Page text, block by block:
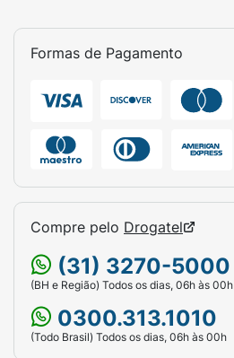
Formas de Pagamento
Compre pelo Drogatel
(31) 3270-5000
(BH e Região) Todos os dias, 06h às 00h
0300.313.1010
(Todo Brasil) Todos os dias, 06h às 00h